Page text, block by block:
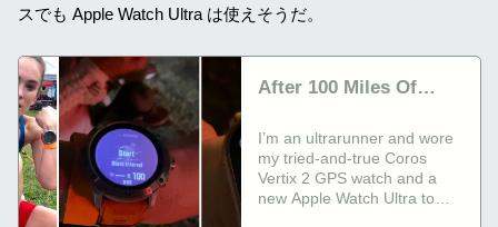
スでも Apple Watch Ultra は使えそうだ。
After 100 Miles Of
Watch Ultra Kept
Going — But It Has
Drawbacks
I’m an ultrarunner and wore
my tried-and-true Coros
Vertix 2 GPS watch and a
new Apple Watch Ultra to